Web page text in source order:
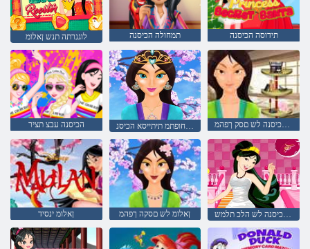
לוגנרתה תנש ןאלומ תמחולה הכיסנה תידוסה הכיסנה
הכיסנה עבצ תציר סאדבל המדא חופתמ תיתייסא הכיסנ תיתייסאה הכיסנה לש םסק ךפהמ
ןאלומ ינסיד ןאלומ לש םסקה ךפהמ ןאלומ הכיסנה לש הלכ תלמש